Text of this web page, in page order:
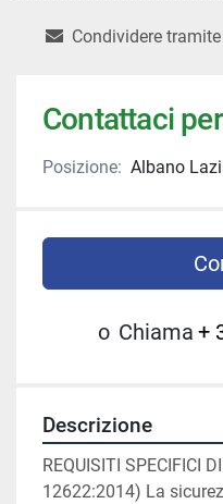
Condividere
Contattaci
Posizione: Albano
o Chiama +
Descrizione
REQUISITI SPECIFICI
12622:2014) La